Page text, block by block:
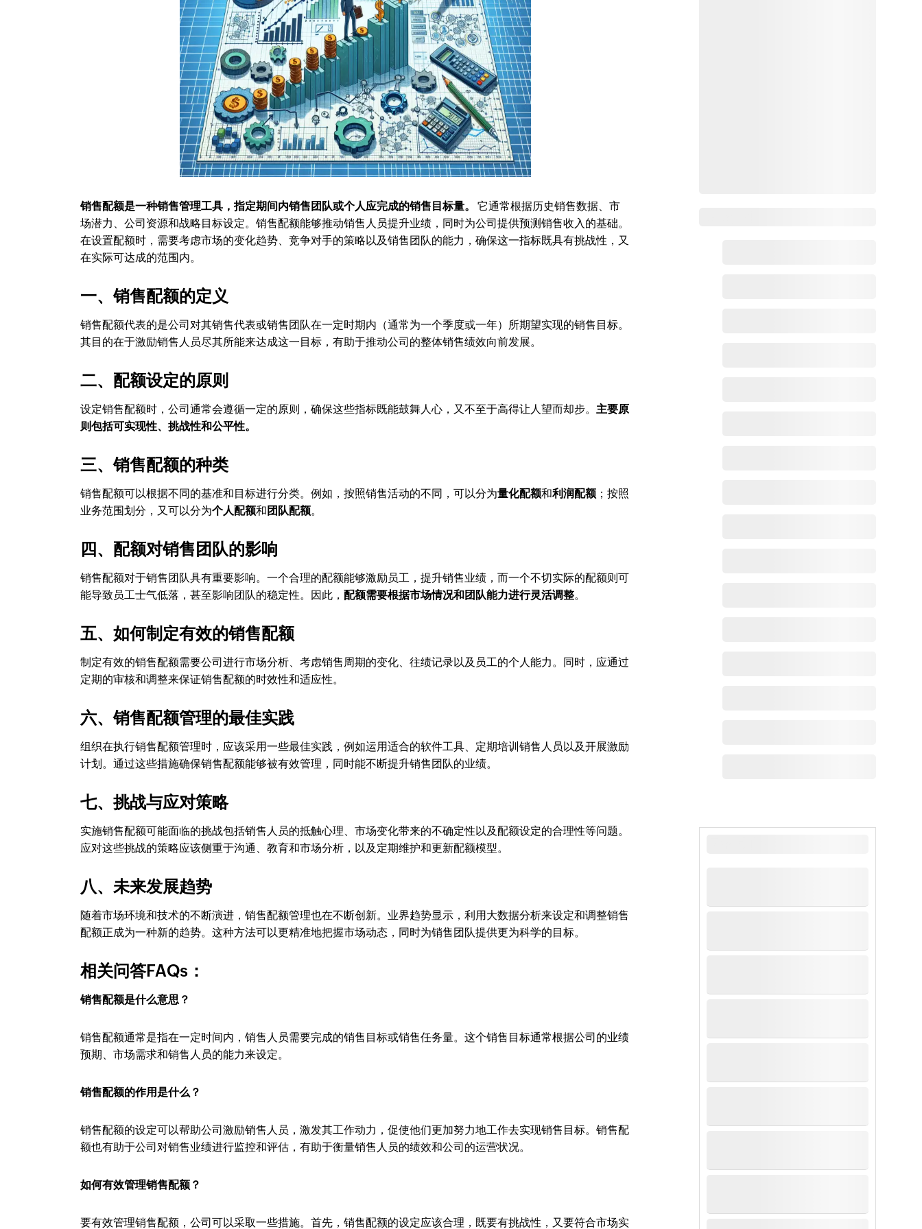
销售配额是一种销售管理工具，指定期间内销售团队或个人应完成的销售目标量。
它通常根据历史销售数据、市
场潜力、公司资源和战略目标设定。销售配额能够推动销售人员提升业绩，同时为公司提供预测销售收入的基础。
在设置配额时，需要考虑市场的变化趋势、竞争对手的策略以及销售团队的能力，确保这一指标既具有挑战性，又
在实际可达成的范围内。
一、销售配额的定义
销售配额代表的是公司对其销售代表或销售团队在一定时期内（通常为一个季度或一年）所期望实现的销售目标。
其目的在于激励销售人员尽其所能来达成这一目标，有助于推动公司的整体销售绩效向前发展。
二、配额设定的原则
设定销售配额时，公司通常会遵循一定的原则，确保这些指标既能鼓舞人心，又不至于高得让人望而却步。主要原
则包括可实现性、挑战性和公平性。
三、销售配额的种类
销售配额可以根据不同的基准和目标进行分类。例如，按照销售活动的不同，可以分为量化配额和利润配额 ；按照
业务范围划分，又可以分为个人配额和 团队配额。
四、配额对销售团队的影响
销售配额对于销售团队具有重要影响。一个合理的配额能够激励员工，提升销售业绩，而一个不切实际的配额则可
能导致员工士气低落，甚至影响团队的稳定性。因此，配额需要根据市场情况和团队能力进行灵活调整。
五、如何制定有效的销售配额
制定有效的销售配额需要公司进行市场分析、考虑销售周期的变化、往绩记录以及员工的个人能力。同时，应通过
定期的审核和调整来保证销售配额的时效性和适应性。
六、销售配额管理的最佳实践
组织在执行销售配额管理时，应该采用一些最佳实践，例如运用适合的软件工具、定期培训销售人员以及开展激励
计划。通过这些措施确保销售配额能够被有效管理，同时能不断提升销售团队的业绩。
七、挑战与应对策略
实施销售配额可能面临的挑战包括销售人员的抵触心理、市场变化带来的不确定性以及配额设定的合理性等问题。
应对这些挑战的策略应该侧重于沟通、教育和市场分析，以及定期维护和更新配额模型。
八、未来发展趋势
随着市场环境和技术的不断演进，销售配额管理也在不断创新。业界趋势显示，利用大数据分析来设定和调整销售
配额正成为一种新的趋势。这种方法可以更精准地把握市场动态，同时为销售团队提供更为科学的目标。
相关问答FAQs：
销售配额是什么意思？
销售配额通常是指在一定时间内，销售人员需要完成的销售目标或销售任务量。这个销售目标通常根据公司的业绩
预期、市场需求和销售人员的能力来设定。
销售配额的作用是什么？
销售配额的设定可以帮助公司激励销售人员，激发其工作动力，促使他们更加努力地工作去实现销售目标。销售配
额也有助于公司对销售业绩进行监控和评估，有助于衡量销售人员的绩效和公司的运营状况。
如何有效管理销售配额？
要有效管理销售配额，公司可以采取一些措施。首先，销售配额的设定应该合理，既要有挑战性，又要符合市场实